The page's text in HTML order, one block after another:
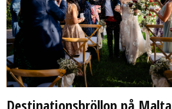
Destinationsbröllop på Malta